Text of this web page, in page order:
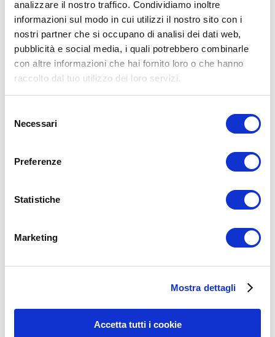
analizzare il nostro traffico. Condividiamo inoltre
informazioni sul modo in cui utilizzi il nostro sito con i
nostri partner che si occupano di analisi dei dati web,
pubblicità e social media, i quali potrebbero combinarle
con altre informazioni che hai fornito loro o che hanno
raccolto dal tuo utilizzo dei loro servizi.
delNecessari
Preferenze
Statistiche
Marketing
Mostra dettagli
Accetta tutti i cookie
Condividi:
X
Facebook
Allenamento Body Building
Nome*